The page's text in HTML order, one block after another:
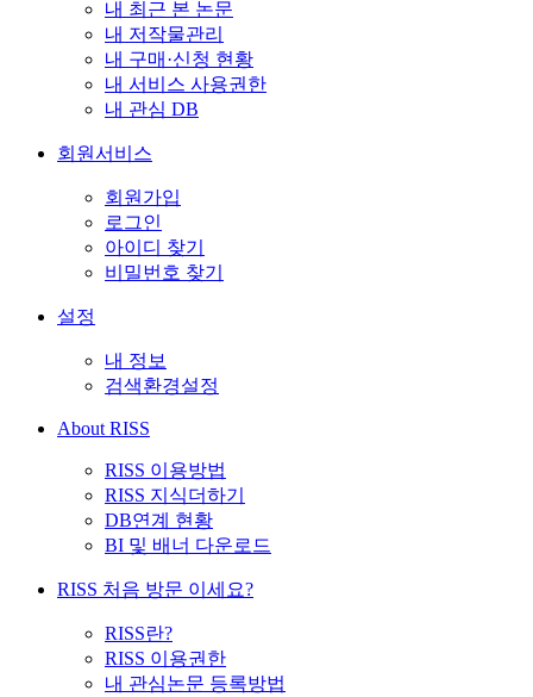
내 최근 본 논문
내 저작물관리
내 구매·신청 현황
내 서비스 사용권한
내 관심 DB
회원서비스
회원가입
로그인
아이디 찾기
비밀번호 찾기
설정
내 정보
검색환경설정
About RISS
RISS 이용방법
RISS 지식더하기
DB연계 현황
BI 및 배너 다운로드
RISS 처음 방문 이세요?
RISS란?
RISS 이용권한
내 관심논문 등록방법